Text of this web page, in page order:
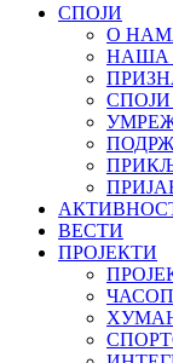
СПОЈИ
О
НАША
ВЕСТИ
ПРОЈЕКТИ